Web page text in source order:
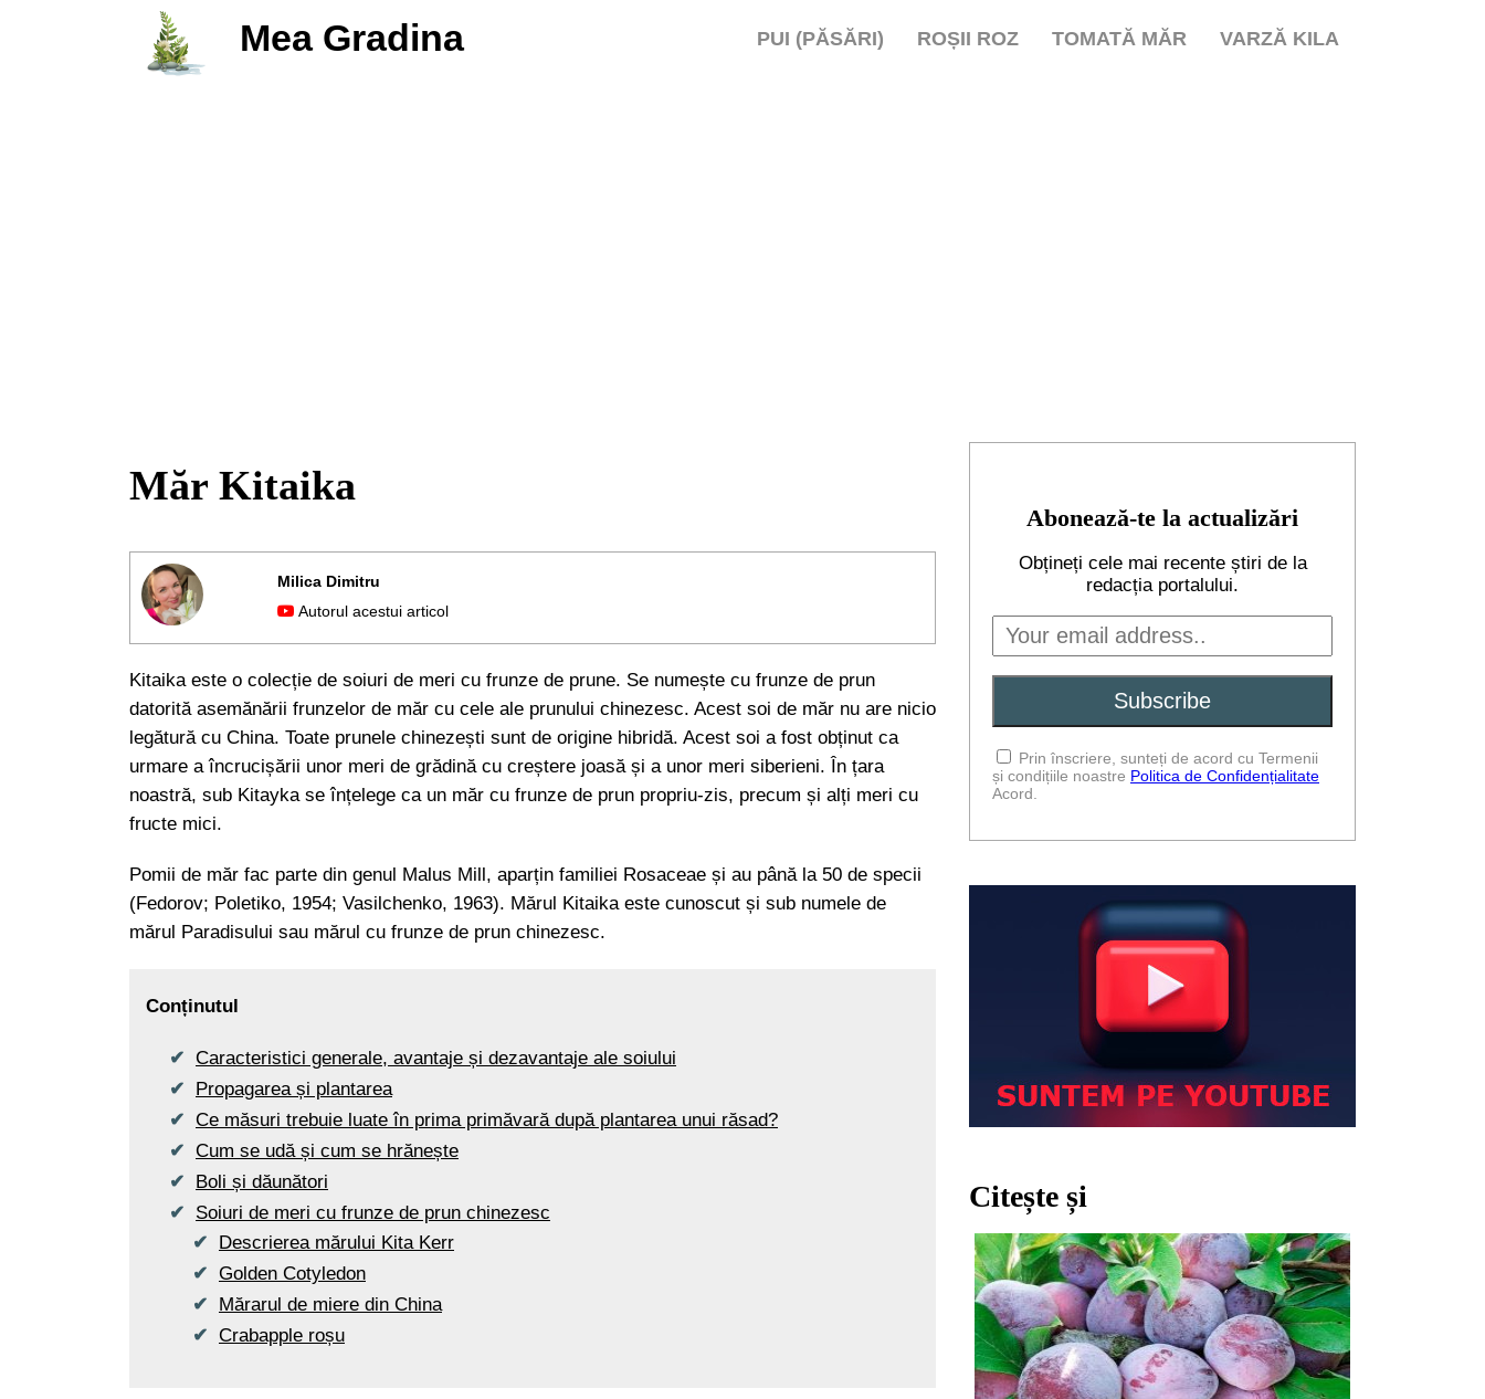
Mea Gradina VARZĂ KILA
TOMATĂ MĂR
ROȘII ROZ
PUI (PĂSĂRI)
Măr Kitaika
Milica Dimitru
Autorul acestui articol
Kitaika este o colecție de soiuri de meri cu frunze de prune. Se numește cu frunze de prun
datorită asemănării frunzelor de măr cu cele ale prunului chinezesc. Acest soi de măr nu are nicio
legătură cu China. Toate prunele chinezești sunt de origine hibridă. Acest soi a fost obținut ca
urmare a încrucișării unor meri de grădină cu creștere joasă și a unor meri siberieni. În țara
noastră, sub Kitayka se înțelege ca un măr cu frunze de prun propriu-zis, precum și alți meri cu
fructe mici.
Pomii de măr fac parte din genul Malus Mill, aparțin familiei Rosaceae și au până la 50 de specii
(Fedorov; Poletiko, 1954; Vasilchenko, 1963). Mărul Kitaika este cunoscut și sub numele de
mărul Paradisului sau mărul cu frunze de prun chinezesc.
Conținutul
Caracteristici generale, avantaje și dezavantaje ale soiului
Propagarea și plantarea
Ce măsuri trebuie luate în prima primăvară după plantarea unui răsad?
Cum se udă și cum se hrănește
Boli și dăunători
Soiuri de meri cu frunze de prun chinezesc
Descrierea mărului Kita Kerr
Golden Cotyledon
Mărarul de miere din China
Crabapple roșu
Abonează-te la actualizări
Obțineți cele mai recente știri de la
redacția portalului.
Prin înscriere, sunteți de acord cu Termenii
și condițiile noastre Politica de Confidențialitate
Acord.
Citește și